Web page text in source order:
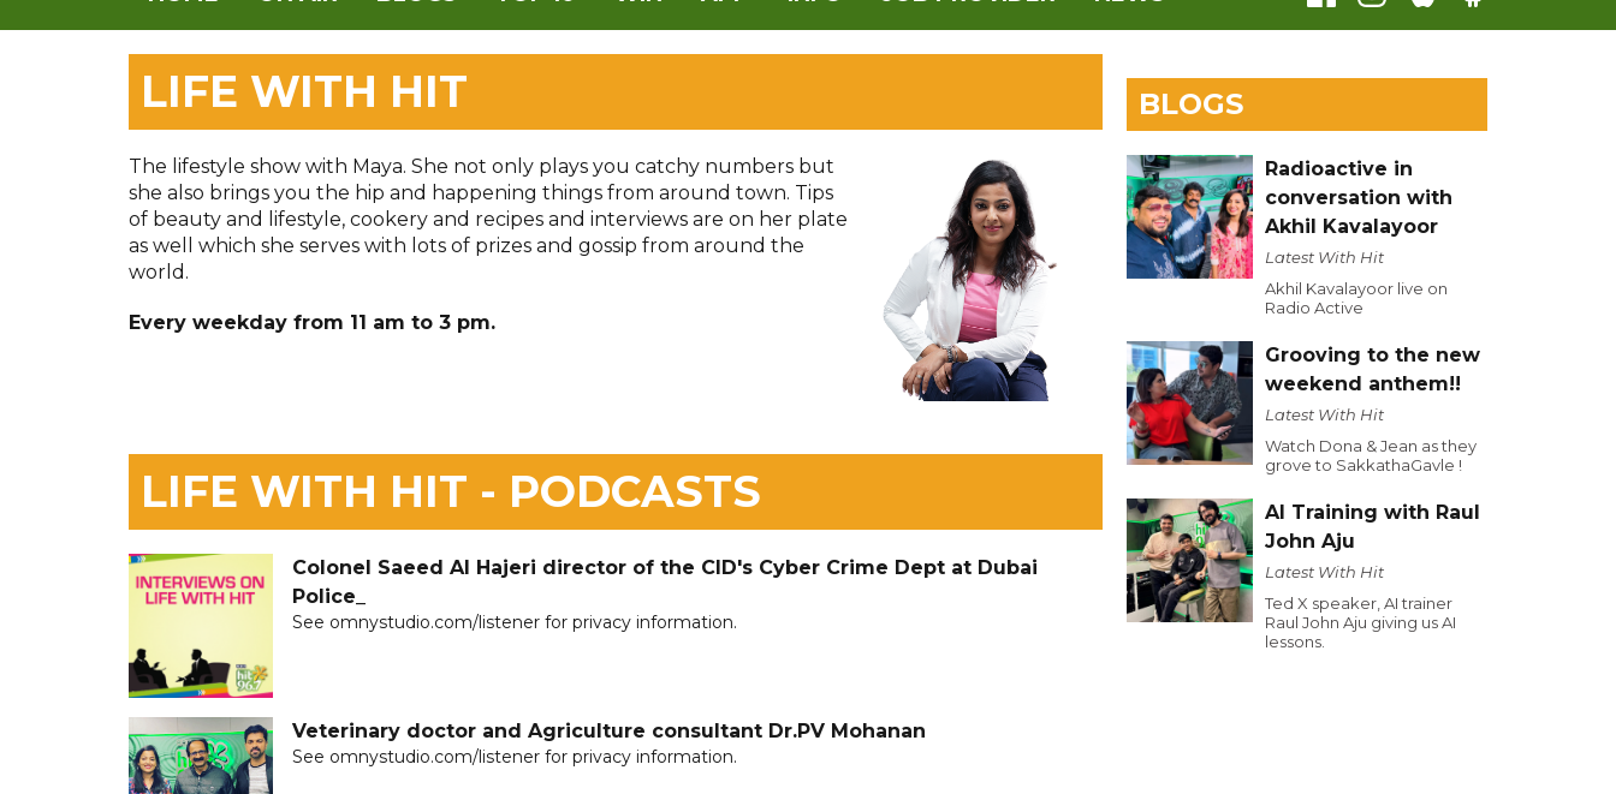
LIFE WITH HIT
The lifestyle show with Maya. She not only plays you catchy numbers but
she also brings you the hip and happening things from around town. Tips
of beauty and lifestyle, cookery and recipes and interviews are on her plate
as well which she serves with lots of prizes and gossip from around the
world.
Every weekday from 11 am to 3 pm.
LIFE WITH HIT - PODCASTS
Colonel Saeed Al Hajeri director of the CID's Cyber Crime Dept at Dubai
Police_
See omnystudio.com/listener for privacy information.
Veterinary doctor and Agriculture consultant Dr.PV Mohanan
See omnystudio.com/listener for privacy information.
BLOGS
Radioactive in
conversation with
Akhil Kavalayoor
Latest With Hit
Akhil Kavalayoor live on
Radio Active
Grooving to the new
weekend anthem!!
Latest With Hit
Watch Dona & Jean as they
grove to SakkathaGavle !
AI Training with Raul
John Aju
Latest With Hit
Ted X speaker, AI trainer
Raul John Aju giving us AI
lessons.